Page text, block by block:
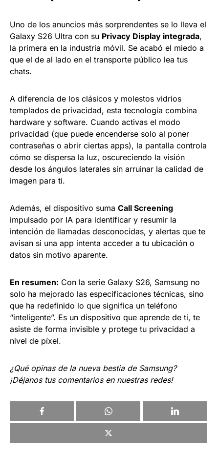
Uno de los anuncios más sorprendentes se lo lleva el
Galaxy S26 Ultra con su Privacy Display integrada,
la primera en la industria móvil. Se acabó el miedo a
que el de al lado en el transporte público lea tus
chats.
A diferencia de los clásicos y molestos vidrios
templados de privacidad, esta tecnología combina
hardware y software. Cuando activas el modo
privacidad (que puede encenderse solo al poner
contraseñas o abrir ciertas apps), la pantalla controla
cómo se dispersa la luz, oscureciendo la visión
desde los ángulos laterales sin arruinar la calidad de
imagen para ti.
Además, el dispositivo suma Call Screening
impulsado por IA para identificar y resumir la
intención de llamadas desconocidas, y alertas que te
avisan si una app intenta acceder a tu ubicación o
datos sin motivo aparente.
En resumen: Con la serie Galaxy S26, Samsung no
solo ha mejorado las especificaciones técnicas, sino
que ha redefinido lo que significa un teléfono
“inteligente”. Es un dispositivo que aprende de ti, te
asiste de forma invisible y protege tu privacidad a
nivel de píxel.
¿Qué opinas de la nueva bestia de Samsung?
¡Déjanos tus comentarios en nuestras redes!